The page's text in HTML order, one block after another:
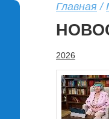
Главная /
2026